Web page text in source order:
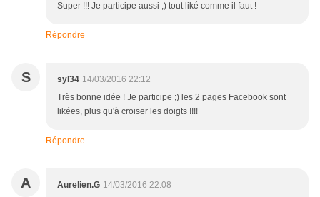
Super !!! Je participe aussi ;) tout liké comme il faut !
Répondre
S syl34 14/03/2016 22:12
Très bonne idée ! Je participe ;) les 2 pages Facebook sont
likées, plus qu'à croiser les doigts !!!!
Répondre
A Aurelien.G 14/03/2016 22:08